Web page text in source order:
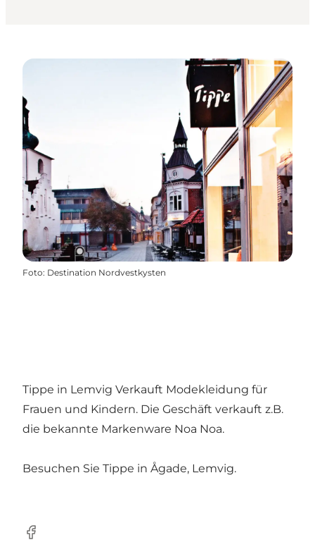
Foto: Destination Nordvestkysten
Tippe in Lemvig Verkauft Modekleidung für
Frauen und Kindern. Die Geschäft verkauft z.B.
die bekannte Markenware Noa Noa.
Besuchen Sie Tippe in Ågade, Lemvig.
Facebook